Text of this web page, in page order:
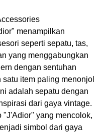
menampilkan
seperti sepatu, tas,
yang menggabungkan
dengan sentuhan
satu item paling menonjol
adalah sepatu dengan
dari gaya vintage.
"J'Adior" yang mencolok,
simbol dari gaya